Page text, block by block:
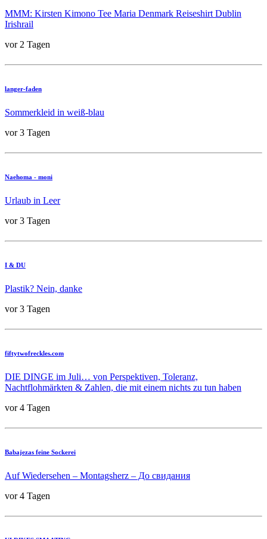
MMM: Kirsten Kimono Tee Maria Denmark Reiseshirt Dublin
Irishrail
vor 2 Tagen
langer-faden
Sommerkleid in weiß-blau
vor 3 Tagen
Naehoma - moni
Urlaub in Leer
vor 3 Tagen
I & DU
Plastik? Nein, danke
vor 3 Tagen
fiftytwofreckles.com
DIE DINGE im Juli… von Perspektiven, Toleranz,
Nachtflohmärkten & Zahlen, die mit einem nichts zu tun haben
vor 4 Tagen
Babajezas feine Sockerei
Auf Wiedersehen – Montagsherz – До свидания
vor 4 Tagen